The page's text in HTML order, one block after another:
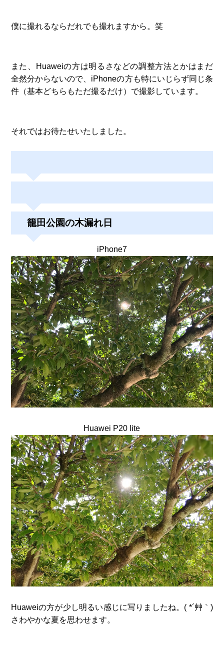
僕に撮れるならだれでも撮れますから。笑
また、Huaweiの方は明るさなどの調整方法とかはまだ
全然分からないので、iPhoneの方も特にいじらず同じ条
件（基本どちらもただ撮るだけ）で撮影しています。
それではお待たせいたしました。
籠田公園の木漏れ日
iPhone7
Huawei P20 lite
Huaweiの方が少し明るい感じに写りましたね。( *´艸｀)
さわやかな夏を思わせます。